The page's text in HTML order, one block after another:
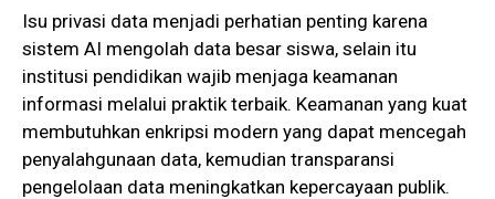
Isu privasi data menjadi perhatian penting karena
sistem AI mengolah data besar siswa, selain itu
institusi pendidikan wajib menjaga keamanan
informasi melalui praktik terbaik. Keamanan yang kuat
membutuhkan enkripsi modern yang dapat mencegah
penyalahgunaan data, kemudian transparansi
pengelolaan data meningkatkan kepercayaan publik.